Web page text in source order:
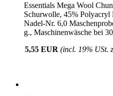
Essentials Mega Wool
Schurwolle, 45% Polyacryl
Nadel-Nr. 6,0
g., Maschinenwäsche bei
5,55 EUR (incl. 19% USt.